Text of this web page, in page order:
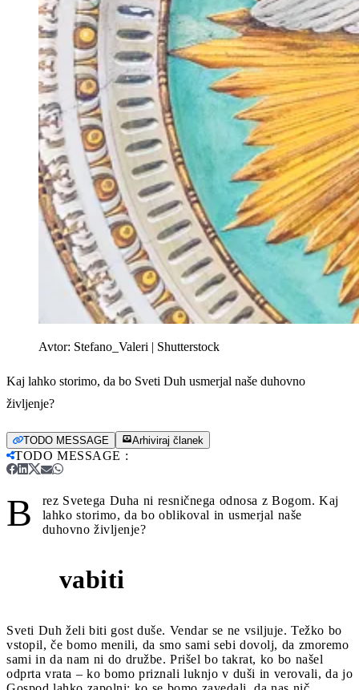
Avtor: Stefano_Valeri | Shutterstock
Kaj lahko storimo, da bo Sveti Duh usmerjal naše duhovno
življenje?
TODO MESSAGE Arhiviraj članek
TODO MESSAGE :
B
rez Svetega Duha ni resničnega odnosa z Bogom. Kaj
lahko storimo, da bo oblikoval in usmerjal naše
duhovno življenje?
vabiti
Sveti Duh želi biti gost duše. Vendar se ne vsiljuje. Težko bo
vstopil, če bomo menili, da smo sami sebi dovolj, da zmoremo
sami in da nam ni do družbe. Prišel bo takrat, ko bo našel
odprta vrata – ko bomo priznali luknjo v duši in verovali, da jo